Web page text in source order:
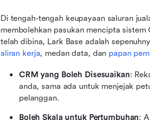
Di tengah-tengah keupayaan saluran
membolehkan pasukan mencipta
aliran kerja, medan data, dan papan
CRM yang Boleh Disesuaikan:
anda, sama ada untuk menjejak
pelanggan.
Boleh Skala untuk Pertumbuhan: